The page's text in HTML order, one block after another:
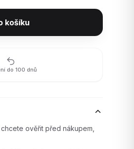
košíku
do 100 dnů
ověřit před nákupem,